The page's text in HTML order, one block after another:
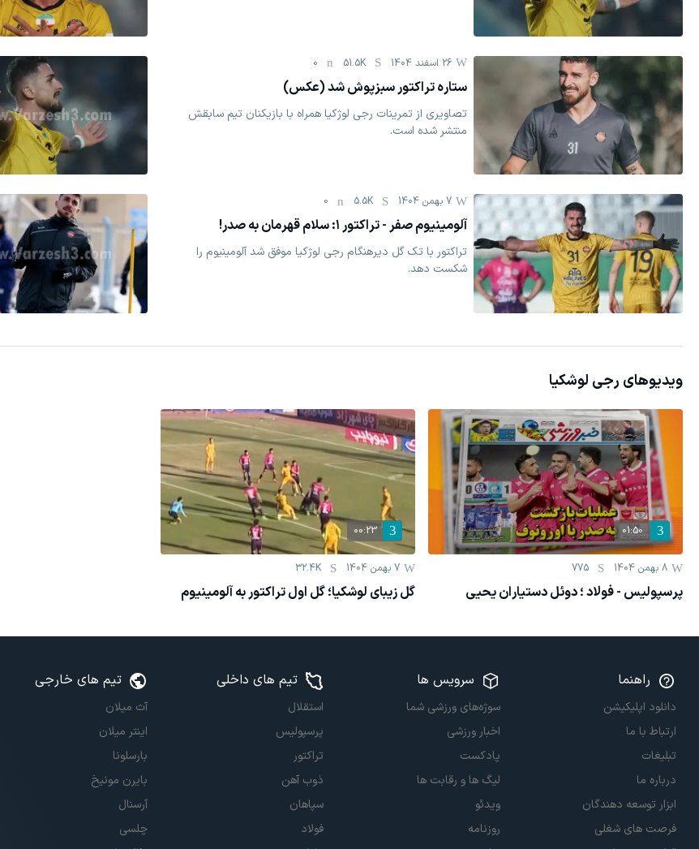
26 اسفند 1404 51.5K
0
ستاره تراکتور سبزپوش شد (عکس)
تصاویری از تمرینات رجی لوژکیا همراه با بازیکنان تیم سابقش
منتشر شده است.
7 بهمن 1404 5.5K
0
آلومینیوم صفر - تراکتور ۱: سلام قهرمان به صدر!
تراکتور با تک گل دیرهنگام رجی لوژکیا موفق شد آلومینیوم را
شکست دهد.
ویدیوهای رجی لوشکیا
01:50
8 بهمن 1404 775
پرسپولیس - فولاد ؛ دوئل دستیاران یحیی
00:23
7 بهمن 1404 32.4K
گل زیبای لوشکیا؛ گل اول تراکتور به آلومینیوم
راهنما
دانلود اپلیکیشن
ارتباط با ما
تبلیغات
درباره ما
ابزار توسعه دهندگان
فرصت های شغلی
سرویس ها
سوژه‌های ورزشی شما
اخبار ورزشی
پادکست
لیگ ها و رقابت ها
ویدئو
روزنامه
تیم های داخلی
استقلال
پرسپولیس
تراکتور
ذوب آهن
سپاهان
فولاد
تیم های خارجی
آث میلان
اینتر میلان
بارسلونا
بایرن مونیخ
آرسنال
چلسی